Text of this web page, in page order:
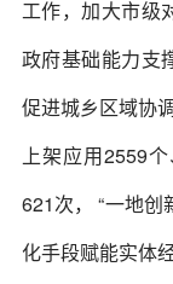
工作，加大市级
政府基础能力支
促进城乡区域协
上架应用2559
621次， “一地创
化手段赋能实体